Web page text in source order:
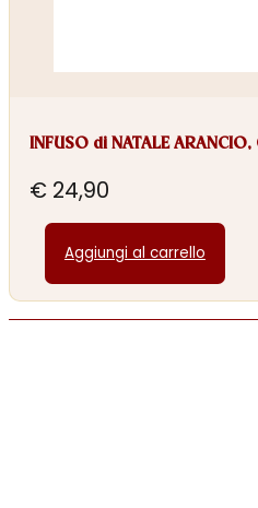
INFUSO di NATALE ARANCIO,
€ 24,90
Aggiungi al carrello